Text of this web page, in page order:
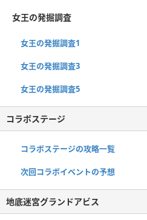
女王の発掘調査
女王の発掘調査1
女王の発掘調査3
女王の発掘調査5
コラボステージ
コラボステージの攻略一覧
次回コラボイベントの予想
地底迷宮グランドアビス